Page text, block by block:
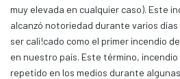
muy elevada en cualquier caso). Este
alcanzó notoriedad durante varios días
ser cali!cado como el primer incendio
en nuestro país. Este término,
repetido en los medios durante